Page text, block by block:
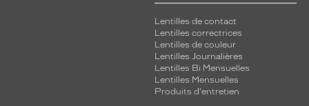
Lentilles de contact
Lentilles correctrices
Lentilles de couleur
Lentilles Journalières
Lentilles Bi Mensuelles
Lentilles Mensuelles
Produits d'entretien